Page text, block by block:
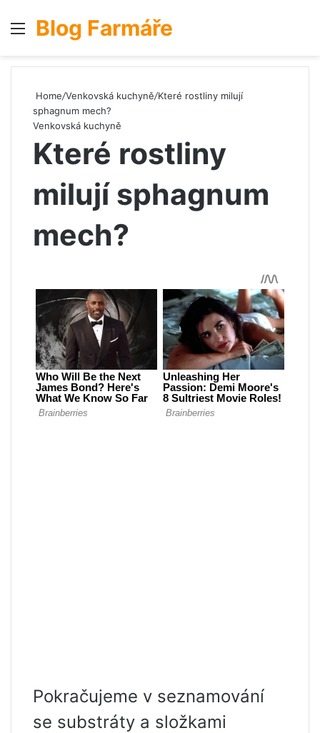
Menu
Blog Farmáře
Home/Venkovská kuchyně/Které rostliny milují
sphagnum mech?
Venkovská kuchyně
Které rostliny
milují sphagnum
mech?
Pokračujeme v seznamování
se substráty a složkami